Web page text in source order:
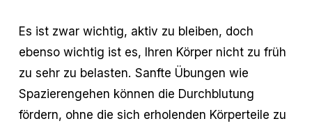
Es ist zwar wichtig, aktiv zu bleiben, doch
ebenso wichtig ist es, Ihren Körper nicht zu früh
zu sehr zu belasten. Sanfte Übungen wie
Spazierengehen können die Durchblutung
fördern, ohne die sich erholenden Körperteile zu